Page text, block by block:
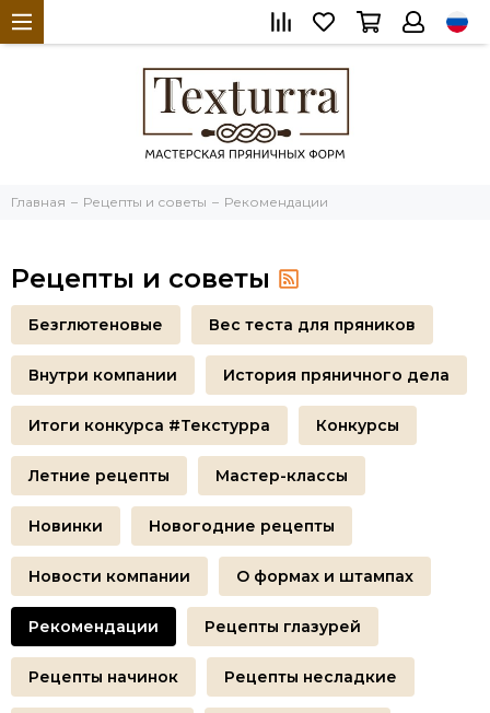
Главная Рецепты и советы Рекомендации
Рецепты и советы
Безглютеновые Вес теста для пряников
Внутри компании История пряничного дела
Итоги конкурса #Текстурра Конкурсы
Летние рецепты Мастер-классы
Новинки Новогодние рецепты
Новости компании О формах и штампах
Рекомендации Рецепты глазурей
Рецепты начинок Рецепты несладкие